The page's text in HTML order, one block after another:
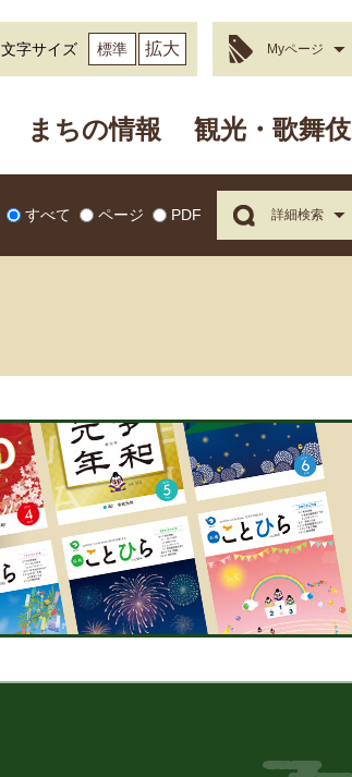
文字サイズ 標準 拡大 Myページ
まちの情報 観光・歌舞伎
すべて ページ PDF 詳細検索